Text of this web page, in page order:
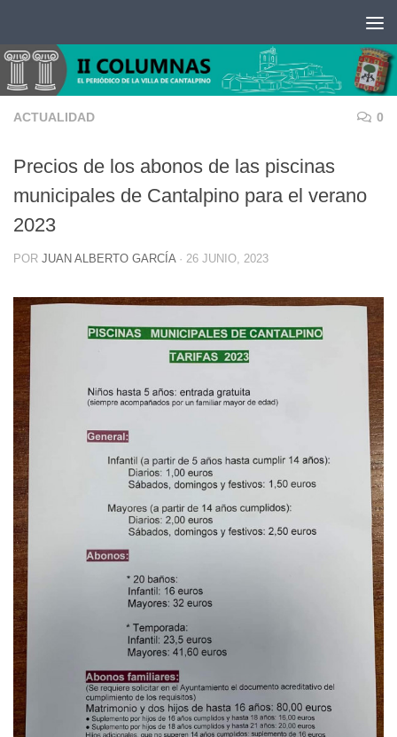
ACTUALIDAD 0
Precios de los abonos de las piscinas
municipales de Cantalpino para el verano
2023
POR JUAN ALBERTO GARCÍA · 26 JUNIO, 2023